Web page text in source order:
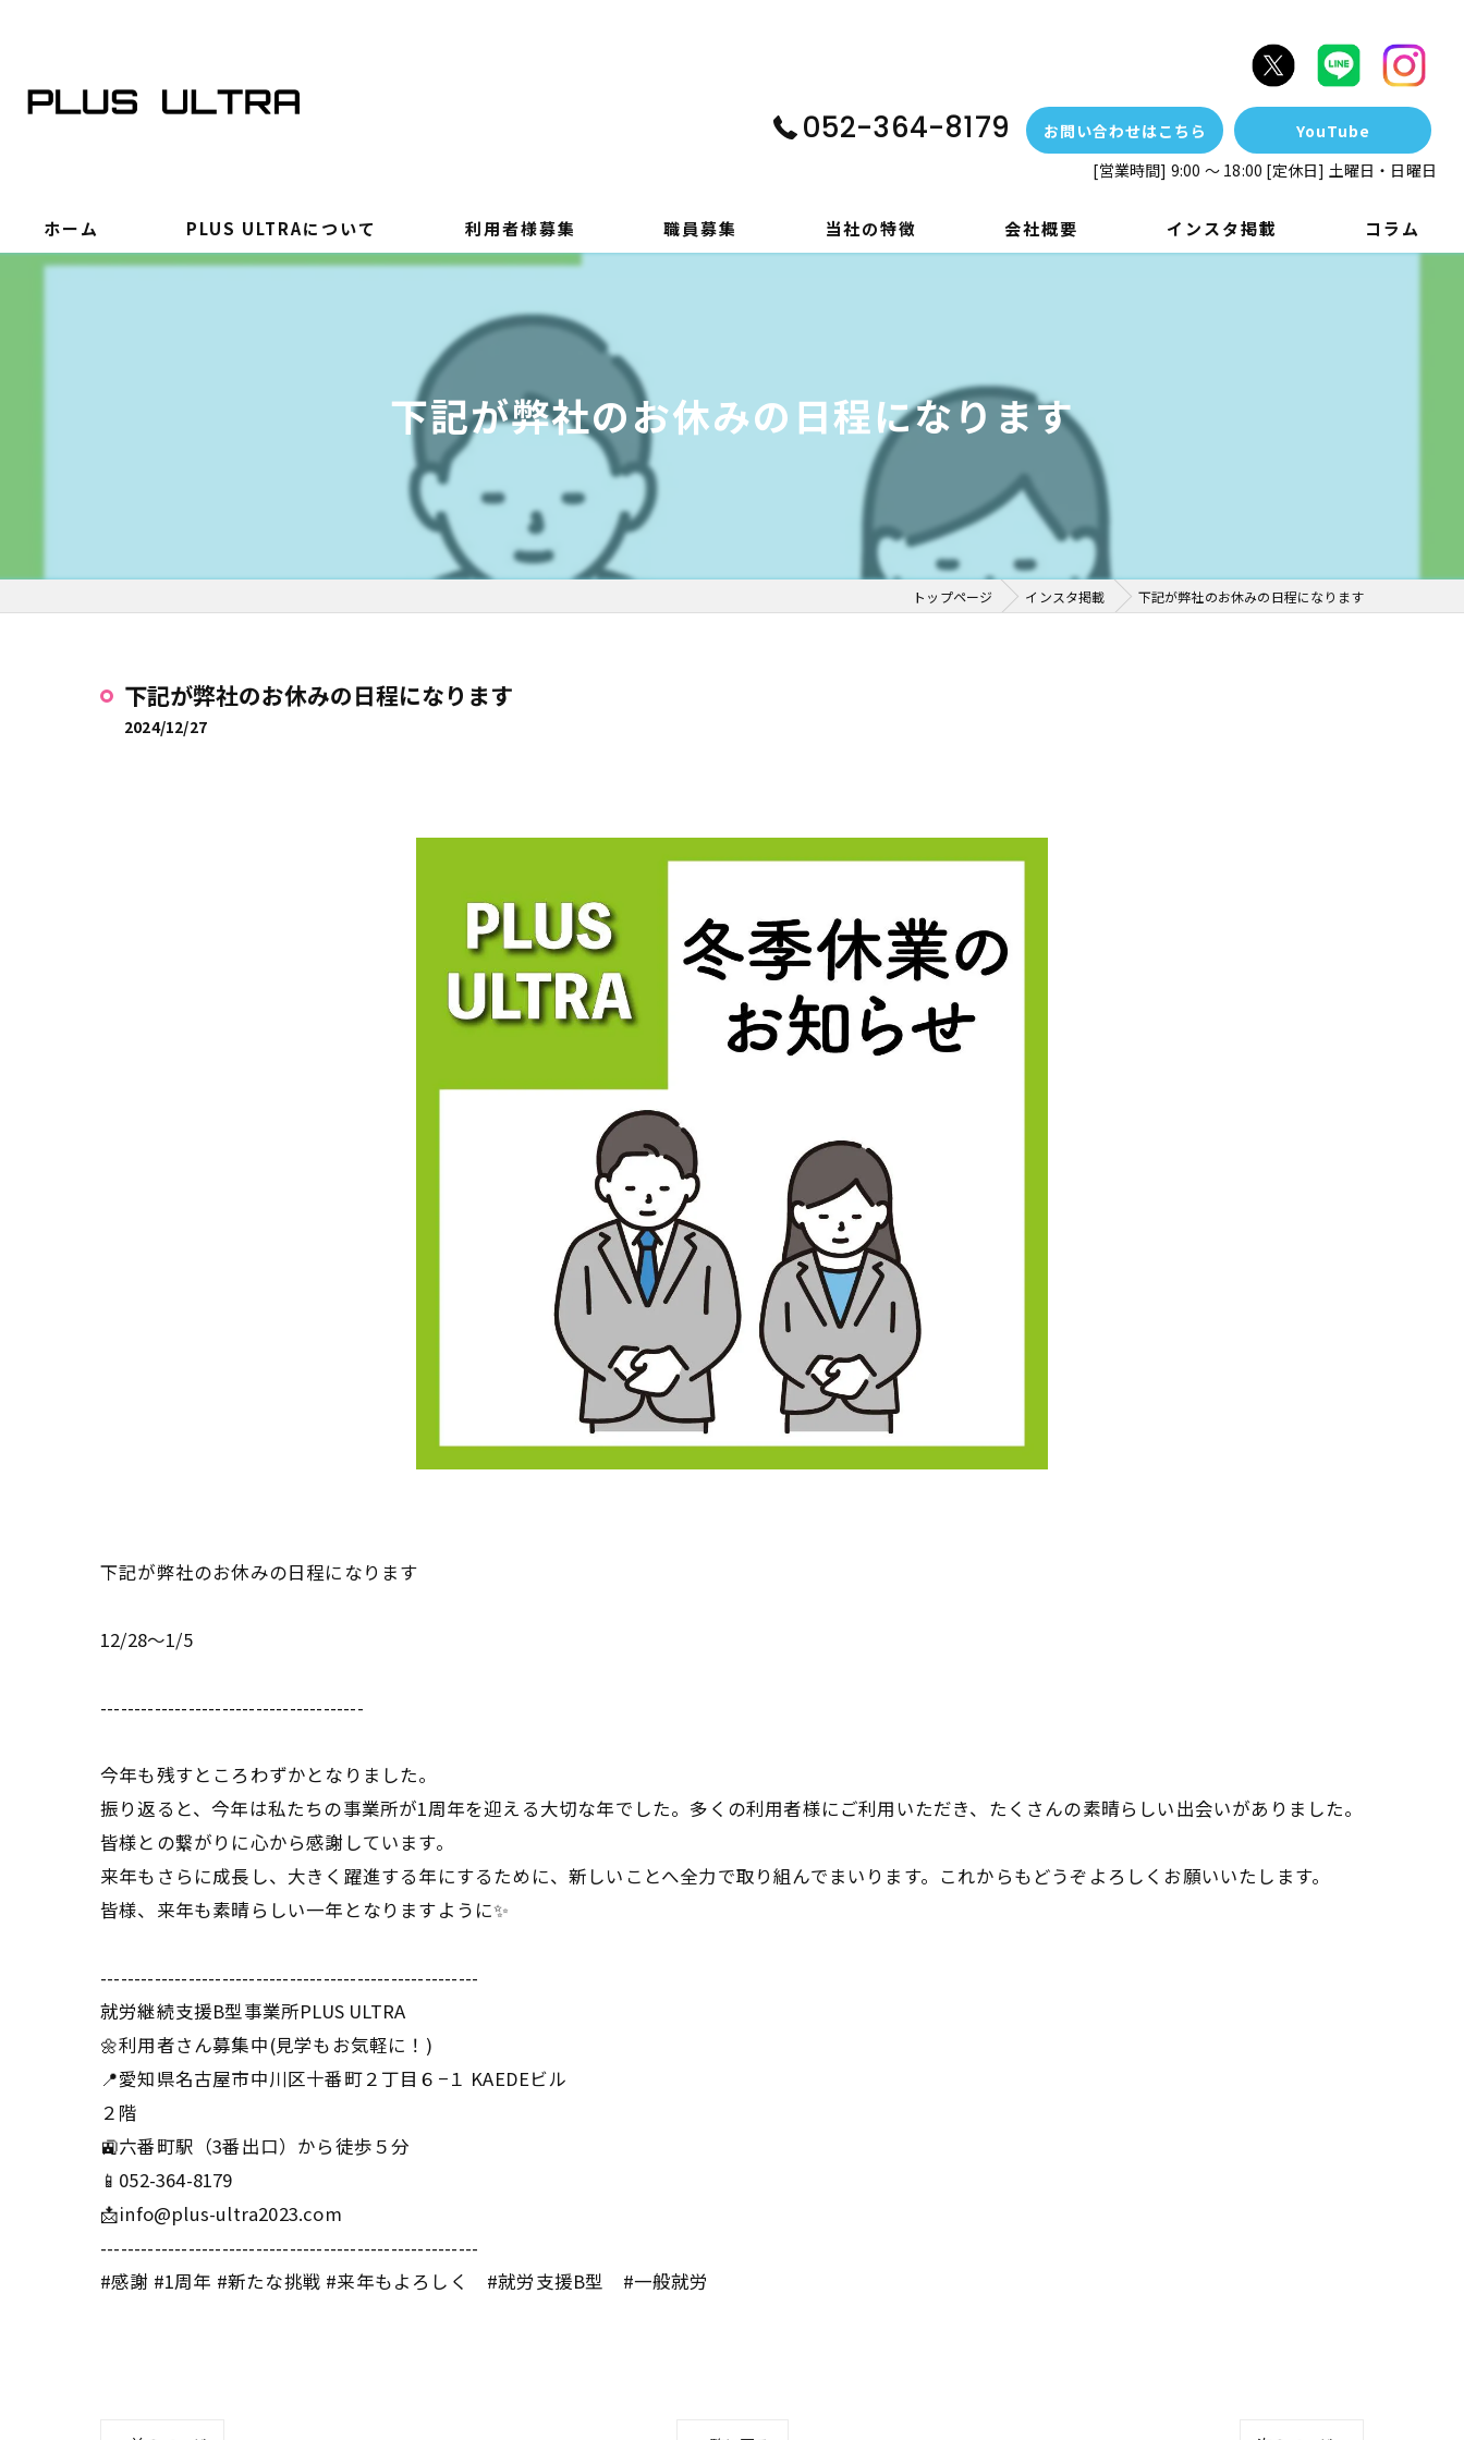
052-364-8179 お問い合わせはこちら
YouTube
[営業時間] 9:00 ～ 18:00 [定休日] 土曜日・日曜日
ホーム PLUS ULTRAについて 利用者様募集 職員募集 当社の特徴
動画編集
ゲーム制作
会社概要 インスタ掲載 コラム
下記が弊社のお休みの日程になります
トップページ インスタ掲載 下記が弊社のお休みの日程になります
下記が弊社のお休みの日程になります
2024/12/27
下記が弊社のお休みの日程になります
12/28～1/5
---------------------------------------
今年も残すところわずかとなりました。
振り返ると、今年は私たちの事業所が1周年を迎える大切な年でした。多くの利用者様にご利用いただき、たくさんの素晴らしい出会いがありました。
皆様との繋がりに心から感謝しています。
来年もさらに成長し、大きく躍進する年にするために、新しいことへ全力で取り組んでまいります。これからもどうぞよろしくお願いいたします。
皆様、来年も素晴らしい一年となりますように✨
--------------------------------------------------------
就労継続支援B型事業所PLUS ULTRA
🌼利用者さん募集中(見学もお気軽に！)
📍愛知県名古屋市中川区十番町２丁目６−１ KAEDEビル
２階
🚉六番町駅（3番出口）から徒歩５分
📱052-364-8179
📩info@plus-ultra2023.com
--------------------------------------------------------
#感謝 #1周年 #新たな挑戦 #来年もよろしく #就労支援B型 #一般就労